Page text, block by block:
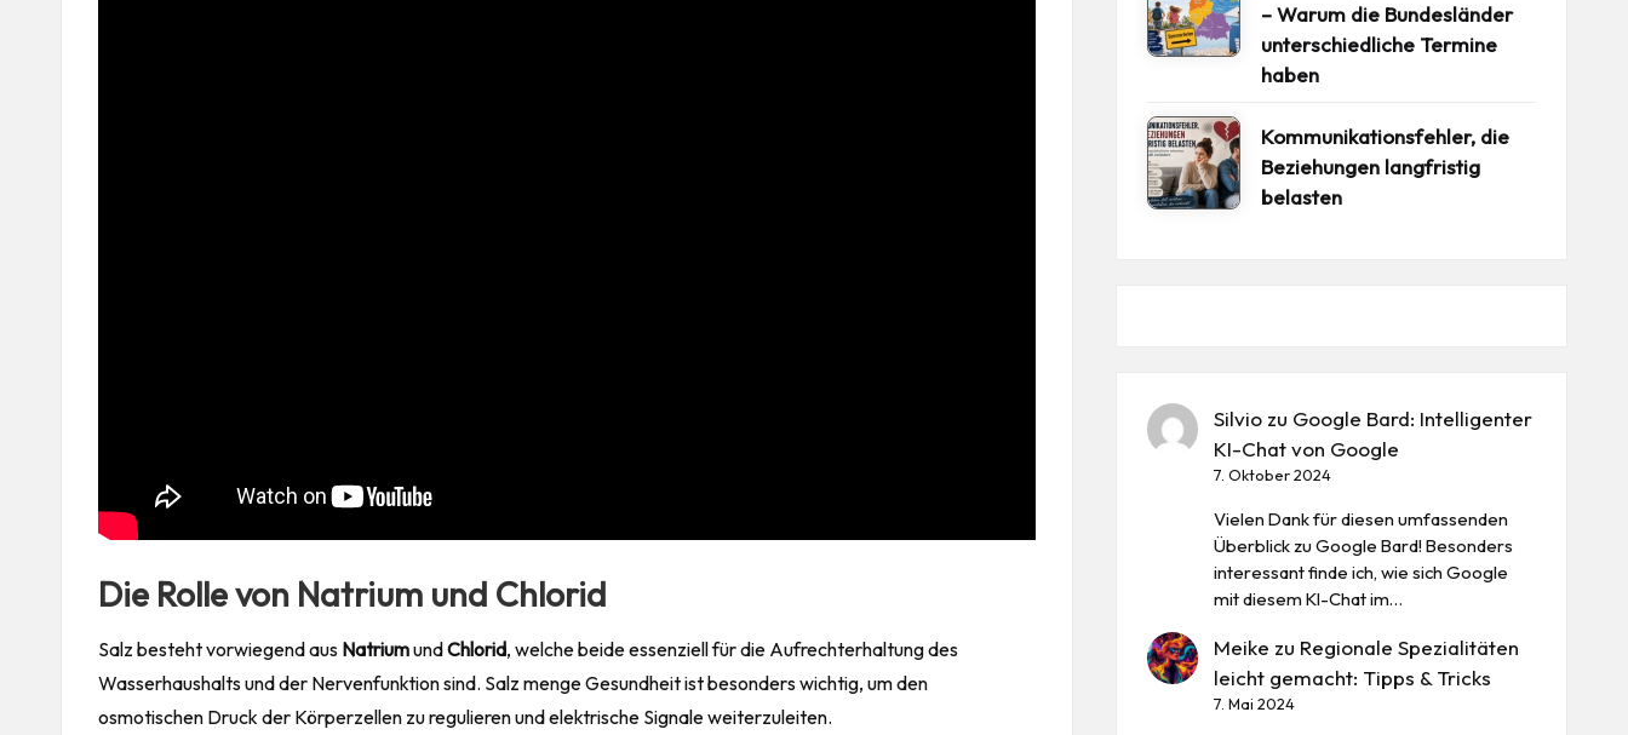
Die Rolle von Natrium und Chlorid
Salz besteht vorwiegend aus NatriumundChlorid, welche beide essenziell für die Aufrechterhaltung des
Wasserhaushalts und der Nervenfunktion sind. Salz menge Gesundheitist besonders wichtig, um den
osmotischen Druck der Körperzellen zu regulieren und elektrische Signale weiterzuleiten.
– Warum die Bundesländer
unterschiedliche Termine
haben
Kommunikationsfehler, die
Beziehungen langfristig
belasten
Silvio zu Google Bard: Intelligenter
KI-Chat von Google
7. Oktober 2024
Vielen Dank für diesen umfassenden
Überblick zu Google Bard! Besonders
interessant finde ich, wie sich Google
mit diesem KI-Chat im…
Meike zu Regionale Spezialitäten
leicht gemacht: Tipps & Tricks
7. Mai 2024